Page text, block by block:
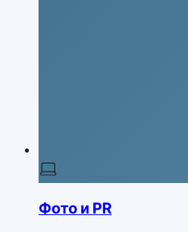
Фото и PR